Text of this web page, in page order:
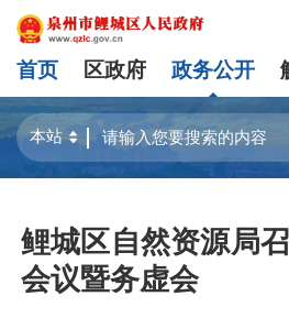
首页 区政府 政务公开
鲤城区自然资源局
会议暨务虚会